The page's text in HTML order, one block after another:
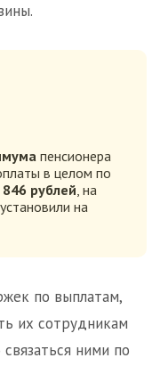
пенсионера
в целом по
846 рублей, на
на
по выплатам,
их сотрудникам
ними по